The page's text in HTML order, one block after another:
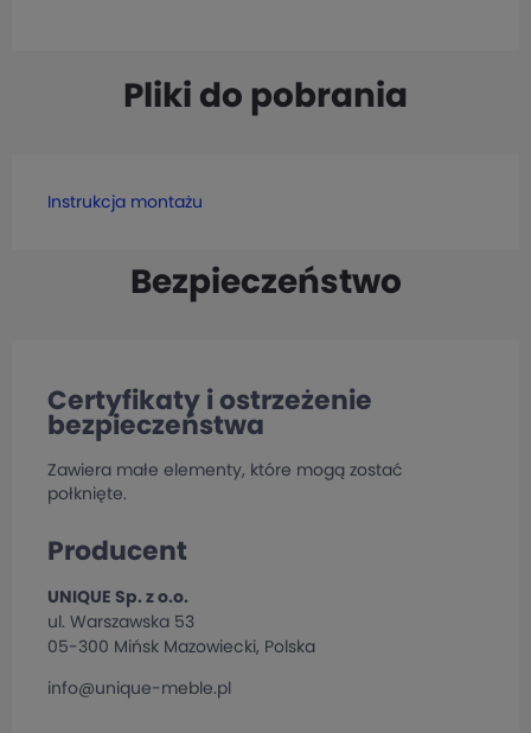
Pliki do pobrania
Instrukcja montażu
Bezpieczeństwo
Certyfikaty i ostrzeżenie
bezpieczeństwa
Zawiera małe elementy, które mogą zostać
połknięte.
Producent
UNIQUE Sp. z o.o.
ul. Warszawska 53
05-300 Mińsk Mazowiecki, Polska
info@unique-meble.pl